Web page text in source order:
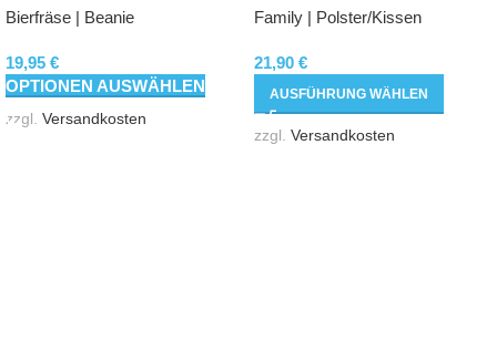
Bierfräse | Beanie
19,95 €
OPTIONEN AUSWÄHLEN
zzgl. Versandkosten
Family | Polster/Kissen
21,90 €
AUSFÜHRUNG WÄHLEN
zzgl. Versandkosten